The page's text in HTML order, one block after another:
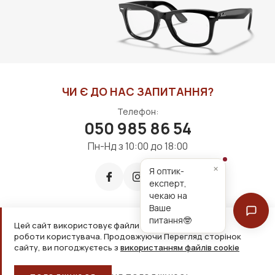
Цей сайт використовує файли cookie для зручнішої
роботи користувача. Продовжуючи Перегляд сторінок
сайту, ви погоджуєтесь з використанням файлів cookie
ЧИ Є ДО НАС ЗАПИТАННЯ?
Телефон:
050 985 86 54
Пн-Нд з 10:00 до 18:00
2026, ТОВ «Дім оптики» Усі права захищені
Приймаємо до оплати:
Я оптик-
експерт,
чекаю на
Ваше
питання🤓
×